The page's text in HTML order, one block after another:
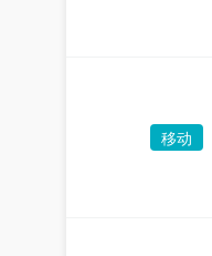
移动